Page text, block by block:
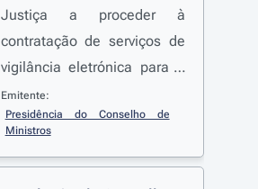
Justiça a proceder à
contratação de serviços de
vigilância eletrónica para o
período de 2013 a 2015
Emitente:
Presidência do Conselho de
Ministros